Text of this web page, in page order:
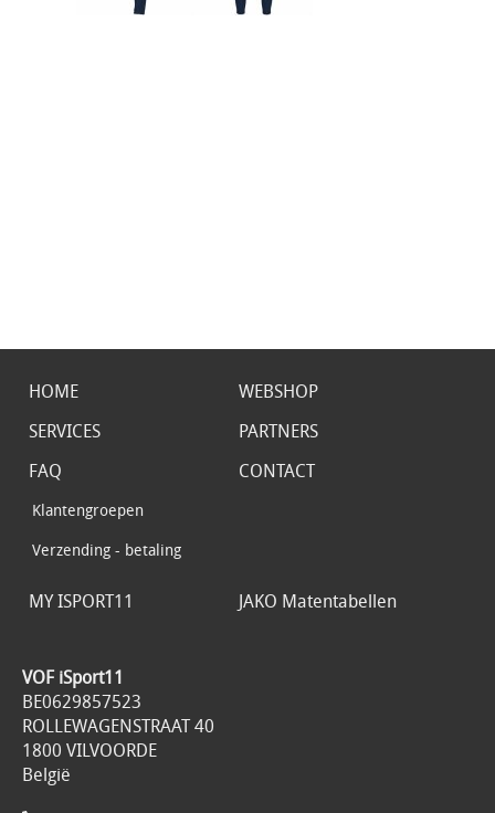
HOME
WEBSHOP
SERVICES
PARTNERS
FAQ
Klantengroepen
Verzending - betaling
CONTACT
MY ISPORT11 JAKO Matentabellen
VOF iSport11
BE0629857523
ROLLEWAGENSTRAAT 40
1800 VILVOORDE
België